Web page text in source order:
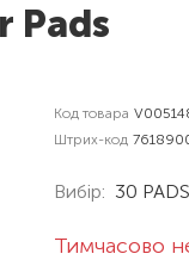
Pads
Код товара
Штрих-код
Вибір: 30 PADS
Тимчасово